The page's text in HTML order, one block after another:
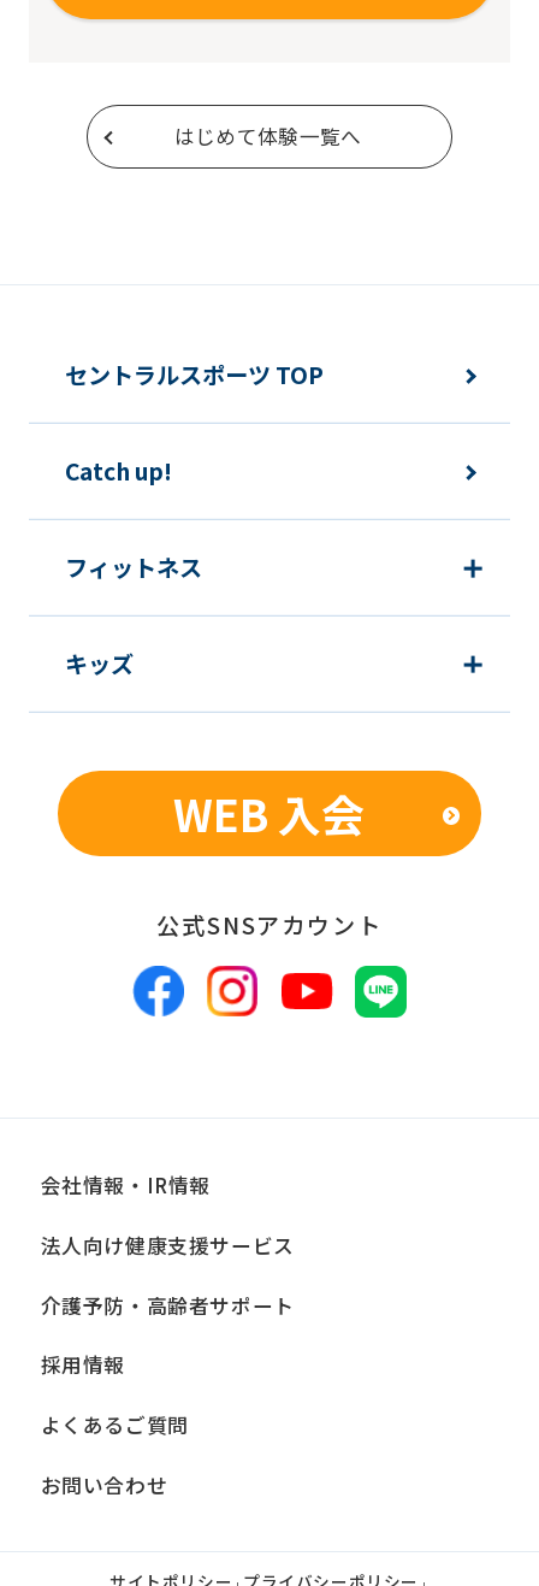
はじめて体験一覧へ
セントラルスポーツ TOP
Catch up!
フィットネス
キッズ
WEB 入会
公式SNSアカウント
会社情報・IR情報
法人向け健康支援サービス
介護予防・高齢者サポート
採用情報
よくあるご質問
お問い合わせ
サイトポリシー プライバシーポリシー